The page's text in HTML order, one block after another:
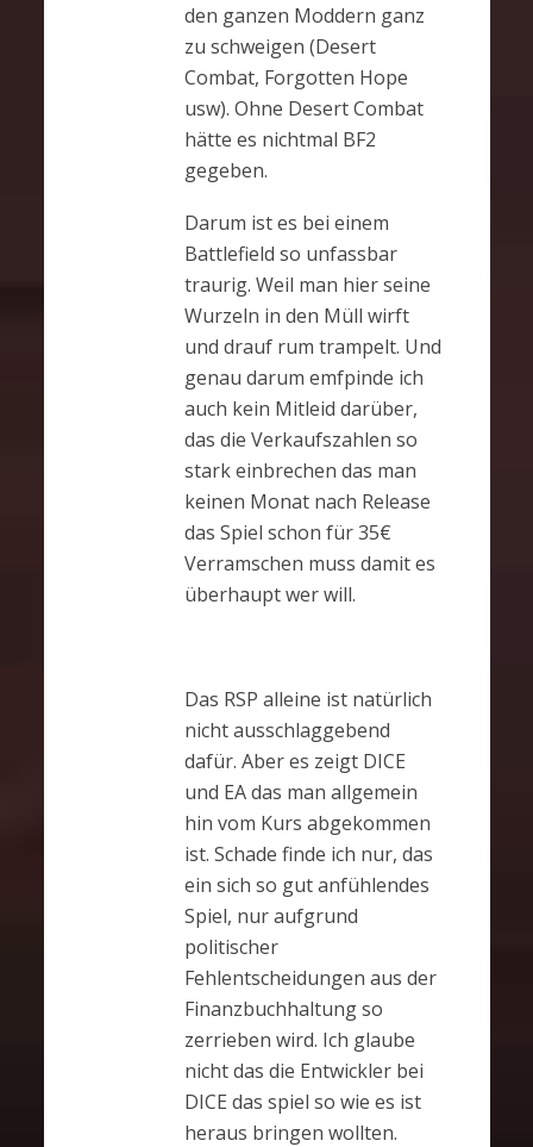
den ganzen Moddern ganz
zu schweigen (Desert
Combat, Forgotten Hope
usw). Ohne Desert Combat
hätte es nichtmal BF2
gegeben.
Darum ist es bei einem
Battlefield so unfassbar
traurig. Weil man hier seine
Wurzeln in den Müll wirft
und drauf rum trampelt. Und
genau darum emfpinde ich
auch kein Mitleid darüber,
das die Verkaufszahlen so
stark einbrechen das man
keinen Monat nach Release
das Spiel schon für 35€
Verramschen muss damit es
überhaupt wer will.
Das RSP alleine ist natürlich
nicht ausschlaggebend
dafür. Aber es zeigt DICE
und EA das man allgemein
hin vom Kurs abgekommen
ist. Schade finde ich nur, das
ein sich so gut anfühlendes
Spiel, nur aufgrund
politischer
Fehlentscheidungen aus der
Finanzbuchhaltung so
zerrieben wird. Ich glaube
nicht das die Entwickler bei
DICE das spiel so wie es ist
heraus bringen wollten.